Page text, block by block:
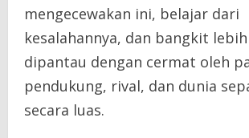
mengecewakan ini, belajar dari
kesalahannya, dan bangkit
dipantau dengan cermat oleh
pendukung, rival, dan dunia
secara luas.